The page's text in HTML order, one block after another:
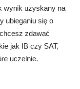
wynik uzyskany na
ubieganiu się o
zdawać
jak IB czy SAT,
uczelnie.